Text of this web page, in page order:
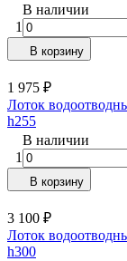
В наличии
1
В корзину
1 975 ₽
Лоток
h255
В наличии
1
В корзину
3 100 ₽
Лоток
h300